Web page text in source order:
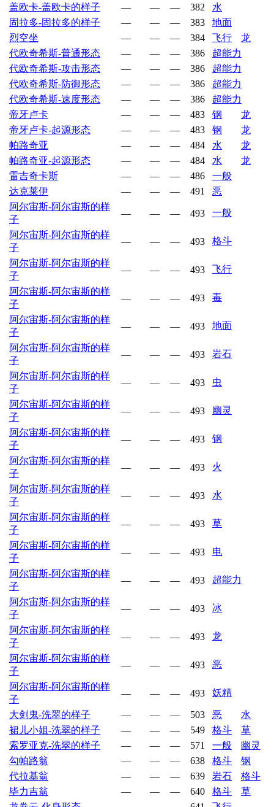
盖欧卡-盖欧卡的样子
— — — 382
水
固拉多-固拉多的样子
— — — 383
地面
烈空坐
— — — 384 飞行
龙
代欧奇希斯-普通形态
— — — 386
超能力
代欧奇希斯-攻击形态
— — — 386
超能力
代欧奇希斯-防御形态
— — — 386
超能力
代欧奇希斯-速度形态
— — — 386
超能力
帝牙卢卡
— — — 483 钢
龙
帝牙卢卡-起源形态
— — — 483 钢
龙
帕路奇亚
— — — 484 水
龙
帕路奇亚-起源形态
— — — 484 水
龙
雷吉奇卡斯
— — — 486
一般
达克莱伊
— — — 491
恶
阿尔宙斯-阿尔宙斯的样
子
— — — 493 一般
阿尔宙斯-阿尔宙斯的样
子
— — — 493 格斗
阿尔宙斯-阿尔宙斯的样
子
— — — 493 飞行
阿尔宙斯-阿尔宙斯的样
子
— — — 493 毒
阿尔宙斯-阿尔宙斯的样
子
— — — 493 地面
阿尔宙斯-阿尔宙斯的样
子
— — — 493 岩石
阿尔宙斯-阿尔宙斯的样
子
— — — 493 虫
阿尔宙斯-阿尔宙斯的样
子
— — — 493 幽灵
阿尔宙斯-阿尔宙斯的样
子
— — — 493 钢
阿尔宙斯-阿尔宙斯的样
子
— — — 493 火
阿尔宙斯-阿尔宙斯的样
子
— — — 493 水
阿尔宙斯-阿尔宙斯的样
子
— — — 493 草
阿尔宙斯-阿尔宙斯的样
子
— — — 493 电
阿尔宙斯-阿尔宙斯的样
子
— — — 493 超能力
阿尔宙斯-阿尔宙斯的样
子
— — — 493 冰
阿尔宙斯-阿尔宙斯的样
子
— — — 493 龙
阿尔宙斯-阿尔宙斯的样
子
— — — 493 恶
阿尔宙斯-阿尔宙斯的样
子
— — — 493 妖精
大剑鬼-洗翠的样子 — — — 503 恶
水
裙儿小姐-洗翠的样子
— — — 549 格斗
草
索罗亚克-洗翠的样子
— — — 571 一般
幽灵
勾帕路翁
— — — 638 格斗
钢
代拉基翁
— — — 639 岩石
格斗
毕力吉翁
— — — 640 格斗
草